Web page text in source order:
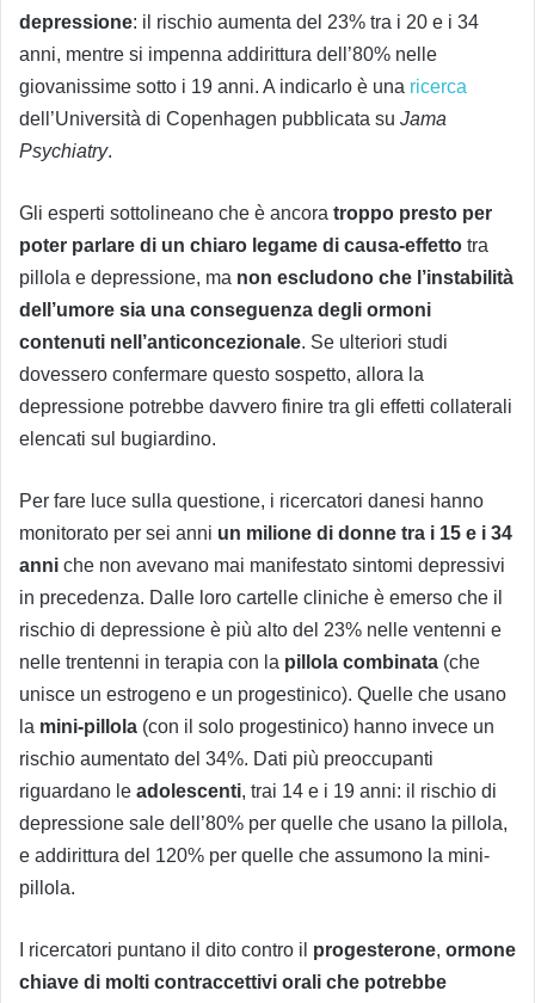
depressione: il rischio aumenta del 23% tra i 20 e i 34
anni, mentre si impenna addirittura dell’80% nelle
giovanissime sotto i 19 anni. A indicarlo è una ricerca
dell’Università di Copenhagen pubblicata su Jama
Psychiatry.
Gli esperti sottolineano che è ancora troppo presto per
poter parlare di un chiaro legame di causa-effetto tra
pillola e depressione, ma non escludono che l’instabilità
dell’umore sia una conseguenza degli ormoni
contenuti nell’anticoncezionale. Se ulteriori studi
dovessero confermare questo sospetto, allora la
depressione potrebbe davvero finire tra gli effetti collaterali
elencati sul bugiardino.
Per fare luce sulla questione, i ricercatori danesi hanno
monitorato per sei anni un milione di donne tra i 15 e i 34
anni che non avevano mai manifestato sintomi depressivi
in precedenza. Dalle loro cartelle cliniche è emerso che il
rischio di depressione è più alto del 23% nelle ventenni e
nelle trentenni in terapia con la pillola combinata (che
unisce un estrogeno e un progestinico). Quelle che usano
la mini-pillola (con il solo progestinico) hanno invece un
rischio aumentato del 34%. Dati più preoccupanti
riguardano le adolescenti, trai 14 e i 19 anni: il rischio di
depressione sale dell’80% per quelle che usano la pillola,
e addirittura del 120% per quelle che assumono la mini-
pillola.
I ricercatori puntano il dito contro il progesterone, ormone
chiave di molti contraccettivi orali che potrebbe